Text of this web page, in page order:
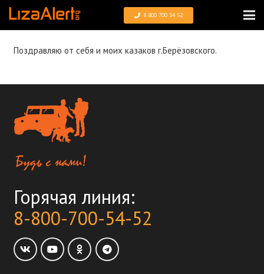
8 800 700 54 52
Поздравляю от себя и моих казаков г.Берёзовского.
Горячая линия:
8-800-700-54-52